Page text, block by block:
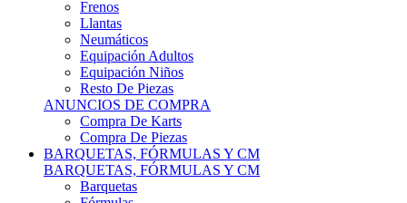
Neumáticos
Equipación Adultos
Equipación Niños
Resto De Piezas
ANUNCIOS DE COMPRA
Compra De Karts
Compra De Piezas
BARQUETAS, FÓRMULAS Y CM
BARQUETAS, FÓRMULAS Y CM
Barquetas
Fórmulas
Cm